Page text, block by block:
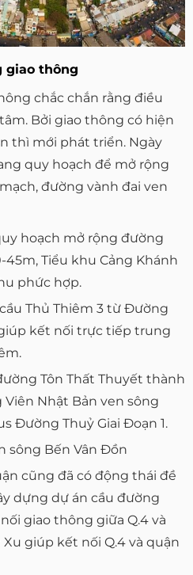
giao thông
chắc chắn rằng điều
Bởi giao thông có hiện
thì mới phát triển. Ngày
quy hoạch để mở rộng
đường vành đai ven
hoạch mở rộng đường
Tiểu khu Cảng Khánh
phức hợp.
Thủ Thiêm 3 từ Đường
kết nối trực tiếp trung
Tôn Thất Thuyết thành
Viên Nhật Bản ven sông
Đường Thuỷ Giai Đoạn 1.
sông Bến Vân Đồn
cũng đã có động thái đề
dựng dự án cầu đường
giao thông giữa Q.4 và
Xu giúp kết nối Q.4 và quận